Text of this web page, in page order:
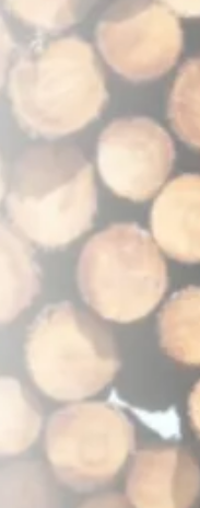
zijn op basis van
te doen. De geuren
natuur dringt duur
saunageur extra van